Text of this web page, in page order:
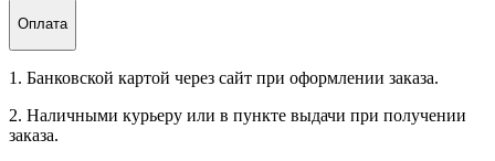
Оплата
1. Банковской картой через сайт при оформлении заказа.
2. Наличными курьеру или в пункте выдачи при получении
заказа.